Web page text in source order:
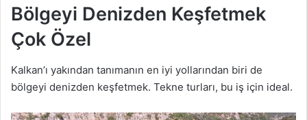
Bölgeyi Denizden Keşfetmek
Çok Özel
Kalkan’ı yakından tanımanın en iyi yollarından biri de
bölgeyi denizden keşfetmek. Tekne turları, bu iş için ideal.